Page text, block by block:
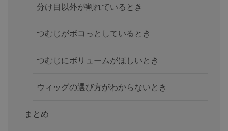
分け目以外が割れているとき
つむじがボコっとしているとき
つむじにボリュームがほしいとき
ウィッグの選び方がわからないとき
まとめ